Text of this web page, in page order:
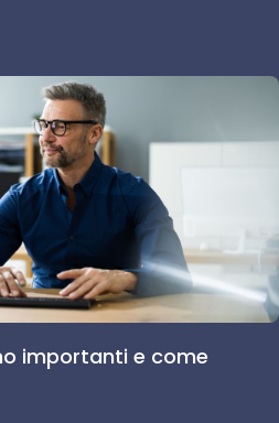
importanti e come